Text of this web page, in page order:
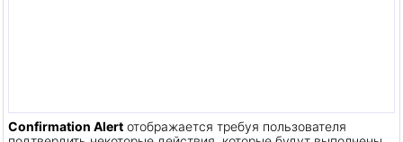
Confirmation Alert отображается требуя пользователя